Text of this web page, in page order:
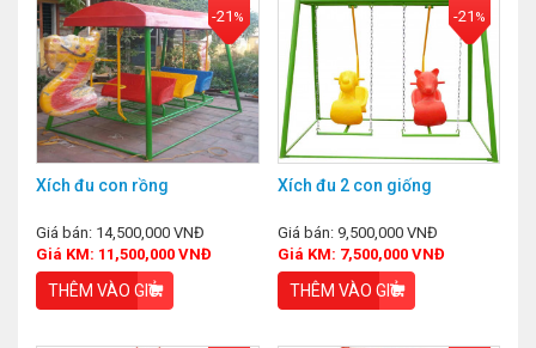
-21 %
Xích đu con rồng
Giá bán: 14,500,000 VNĐ
Giá KM: 11,500,000 VNĐ
THÊM VÀO GIỎ
-21 %
Xích đu 2 con giống
Giá bán: 9,500,000 VNĐ
Giá KM: 7,500,000 VNĐ
THÊM VÀO GIỎ